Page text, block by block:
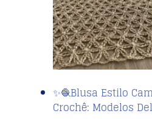
✨🧶Blusa Estilo
Crochê: Modelos